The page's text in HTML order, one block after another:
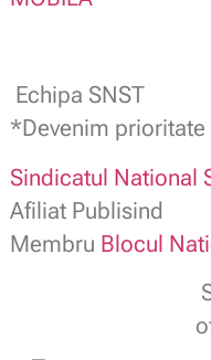
Echipa SNST
*Devenim
Sindicatul National
Afiliat Publisind
Membru Blocul